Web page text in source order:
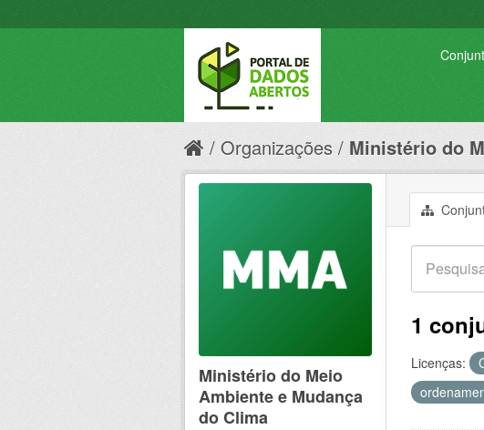
Organizações Ministério do
1
Licenças:
Ministério do Meio
Ambiente e Mudança
do Clima